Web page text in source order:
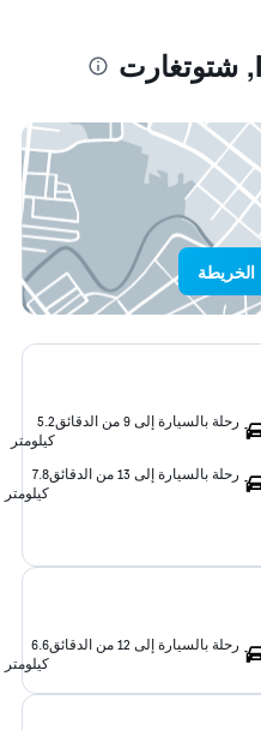
رحلة بالسيارة إلى 9 من الدقائق
5.2
كيلومتر
رحلة بالسيارة إلى 13 من الدقائق
7.8
كيلومتر
رحلة بالسيارة إلى 12 من الدقائق
6.6
كيلومتر